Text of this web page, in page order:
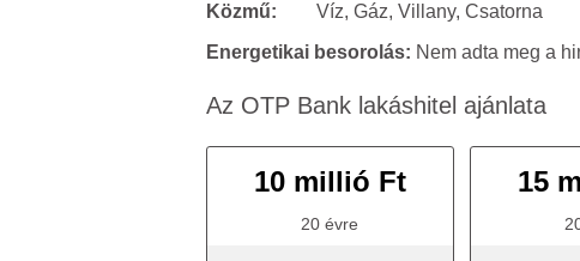
Közmű:
Víz, Gáz, Villany, Csatorna
Energetikai besorolás: Nem adta meg a
Az OTP Bank lakáshitel ajánlata
10 millió Ft
20 évre
15